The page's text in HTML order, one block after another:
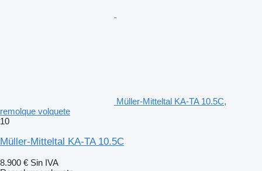
Müller-Mitteltal KA-TA 10.5C,
remolque volquete
10
Müller-Mitteltal KA-TA 10.5C
8.900 € Sin IVA